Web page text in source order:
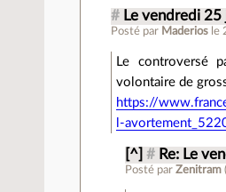
# Le vendredi 25
Posté par Maderios le
Le controversé
volontaire de
https://
l-
[^] # Re: Le
Posté parZenitram